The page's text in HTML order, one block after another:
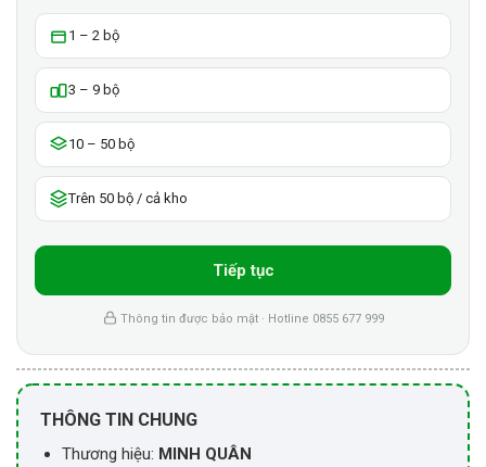
1 – 2 bộ
3 – 9 bộ
10 – 50 bộ
Trên 50 bộ / cả kho
Tiếp tục
Thông tin được bảo mật · Hotline 0855 677 999
THÔNG TIN CHUNG
Thương hiệu: MINH QUÂN